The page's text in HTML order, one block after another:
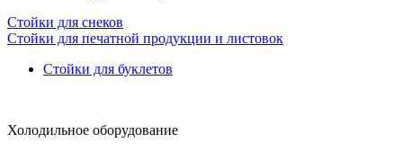
Стойки для снеков
Стойки для печатной продукции и листовок
Стойки для буклетов
Холодильное оборудование